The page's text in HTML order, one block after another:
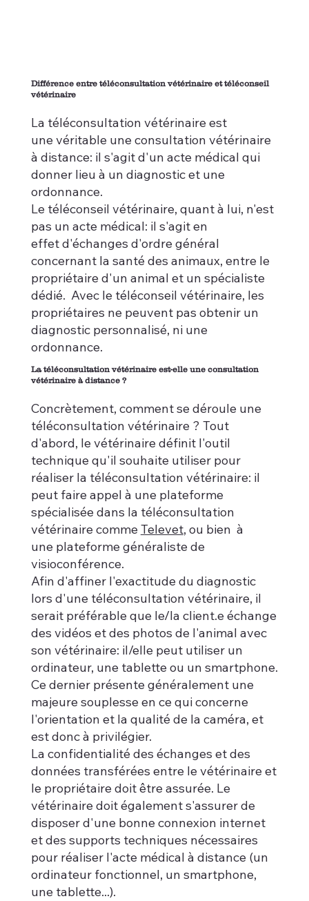
Différence entre téléconsultation vétérinaire et téléconseil
vétérinaire
La téléconsultation vétérinaire est
une véritable une consultation vétérinaire
à distance: il s'agit d'un acte médical qui
donner lieu à un diagnostic et une
ordonnance.
Le téléconseil vétérinaire, quant à lui, n'est
pas un acte médical: il s'agit en
effet d'échanges d'ordre général
concernant la santé des animaux, entre le
propriétaire d'un animal et un spécialiste
dédié. Avec le téléconseil vétérinaire, les
propriétaires ne peuvent pas obtenir un
diagnostic personnalisé, ni une
ordonnance.
La téléconsultation vétérinaire est-elle une consultation
vétérinaire à distance ?
Concrètement, comment se déroule une
téléconsultation vétérinaire ? Tout
d'abord, le vétérinaire définit l'outil
technique qu'il souhaite utiliser pour
réaliser la téléconsultation vétérinaire: il
peut faire appel à une plateforme
spécialisée dans la téléconsultation
vétérinaire commeTelevet, ou bien à
une plateforme généraliste de
visioconférence.
Afin d'affiner l'exactitude du diagnostic
lors d'une téléconsultation vétérinaire, il
serait préférable que le/la client.e échange
des vidéos et des photos de l'animal avec
son vétérinaire: il/elle peut utiliser un
ordinateur, une tablette ou un smartphone.
Ce dernier présente généralement une
majeure souplesse en ce qui concerne
l'orientation et la qualité de la caméra, et
est donc à privilégier.
La confidentialité des échanges et des
données transférées entre le vétérinaire et
le propriétaire doit être assurée. Le
vétérinaire doit également s'assurer de
disposer d'une bonne connexion internet
et des supports techniques nécessaires
pour réaliser l'acte médical à distance (un
ordinateur fonctionnel, un smartphone,
une tablette...).